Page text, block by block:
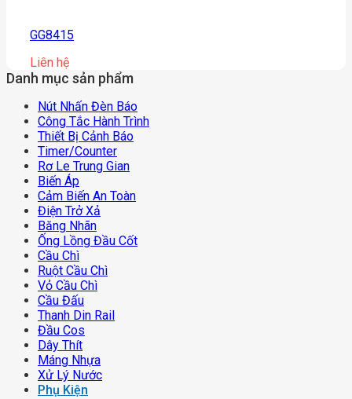
GG8415
Liên hệ
Danh mục sản phẩm
Nút Nhấn Đèn Báo
Công Tắc Hành Trình
Thiết Bị Cảnh Báo
Timer/counter
Rơ Le Trung Gian
Biến Áp
Cảm Biến An Toàn
Điện Trở Xả
Băng Nhãn
Ống Lồng Đầu Cốt
Cầu Chì
Ruột Cầu Chì
Vỏ Cầu Chì
Cầu Đấu
Thanh Din Rail
Đầu Cos
Dây Thít
Máng Nhựa
Xử Lý Nước
Phụ Kiện